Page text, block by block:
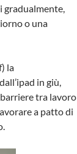
gradualmente,
o una
la
in giù,
tra lavoro
a patto di